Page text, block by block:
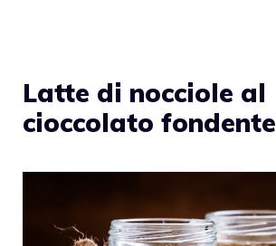
Latte di nocciole al
cioccolato fondente